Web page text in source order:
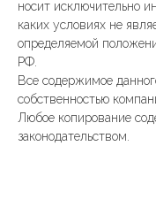
носит исключительно
каких условиях не
определяемой
РФ.
Все содержимое
собственностью
Любое копирование
законодательством.